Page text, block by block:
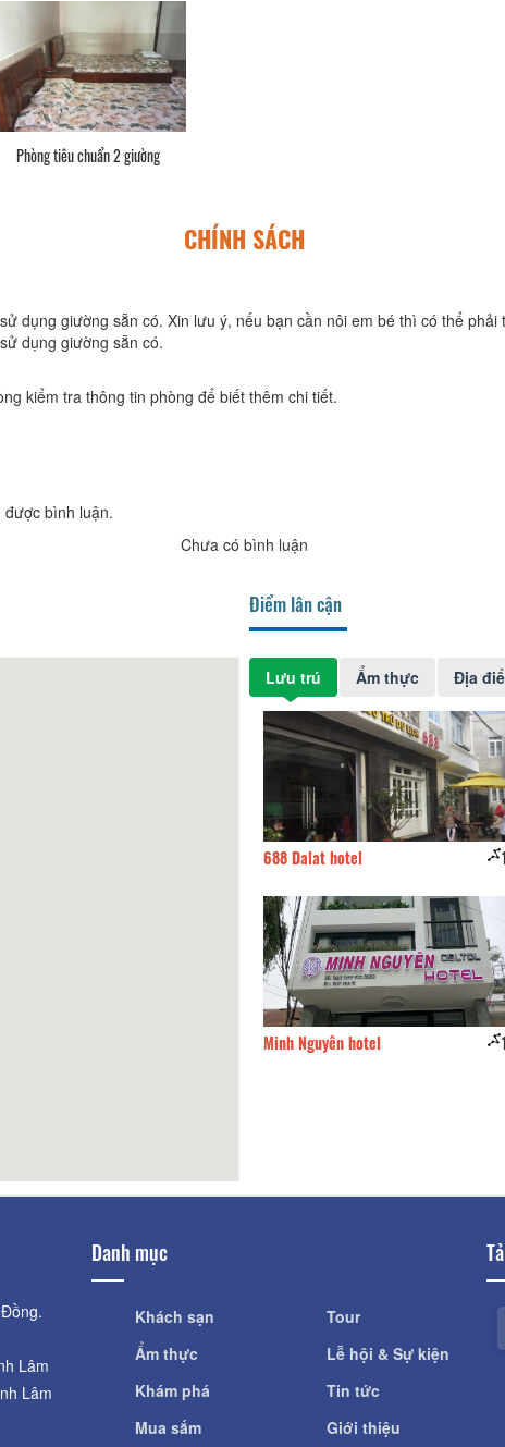
Phòng tiêu chuẩn 2 giường
CHÍNH SÁCH
dụng giường sẵn có. Xin lưu ý, nếu bạn cần nôi em bé thì có thể phải
dụng giường sẵn có.
kiểm tra thông tin phòng để biết thêm chi tiết.
được bình luận.
Chưa có bình luận
Điểm lân cận
Lưu trú Ẩm thực Địa
688 Dalat hotel
Minh Nguyên hotel
Lâm
Lâm
Danh mục
Khách sạn
Ẩm thực
Khám phá
Mua sắm
Tour
Lễ hội & Sự kiện
Tin tức
Giới thiệu